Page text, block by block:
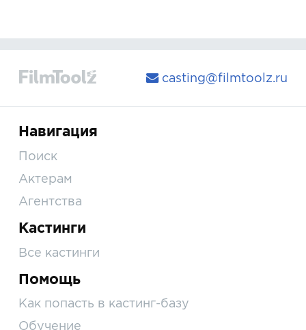
casting@filmtoolz.ru
Навигация
Поиск
Актерам
Агентства
Кастинги
Все кастинги
Помощь
Как попасть в кастинг-базу
Обучение